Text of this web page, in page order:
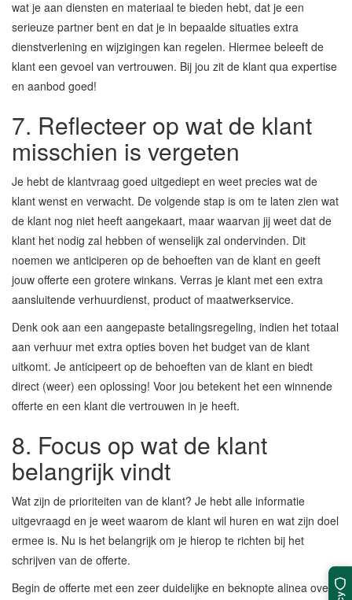
wat je aan diensten en materiaal te bieden hebt, dat je een
serieuze partner bent en dat je in bepaalde situaties extra
dienstverlening en wijzigingen kan regelen. Hiermee beleeft de
klant een gevoel van vertrouwen. Bij jou zit de klant qua expertise
en aanbod goed!
7. Reflecteer op wat de klant
misschien is vergeten
Je hebt de klantvraag goed uitgediept en weet precies wat de
klant wenst en verwacht. De volgende stap is om te laten zien wat
de klant nog niet heeft aangekaart, maar waarvan jij weet dat de
klant het nodig zal hebben of wenselijk zal ondervinden. Dit
noemen we anticiperen op de behoeften van de klant en geeft
jouw offerte een grotere winkans. Verras je klant met een extra
aansluitende verhuurdienst, product of maatwerkservice.
Denk ook aan een aangepaste betalingsregeling, indien het totaal
aan verhuur met extra opties boven het budget van de klant
uitkomt. Je anticipeert op de behoeften van de klant en biedt
direct (weer) een oplossing! Voor jou betekent het een winnende
offerte en een klant die vertrouwen in je heeft.
8. Focus op wat de klant
belangrijk vindt
Wat zijn de prioriteiten van de klant? Je hebt alle informatie
uitgevraagd en je weet waarom de klant wil huren en wat zijn doel
ermee is. Nu is het belangrijk om je hierop te richten bij het
schrijven van de offerte.
Begin de offerte met een zeer duidelijke en beknopte alinea over